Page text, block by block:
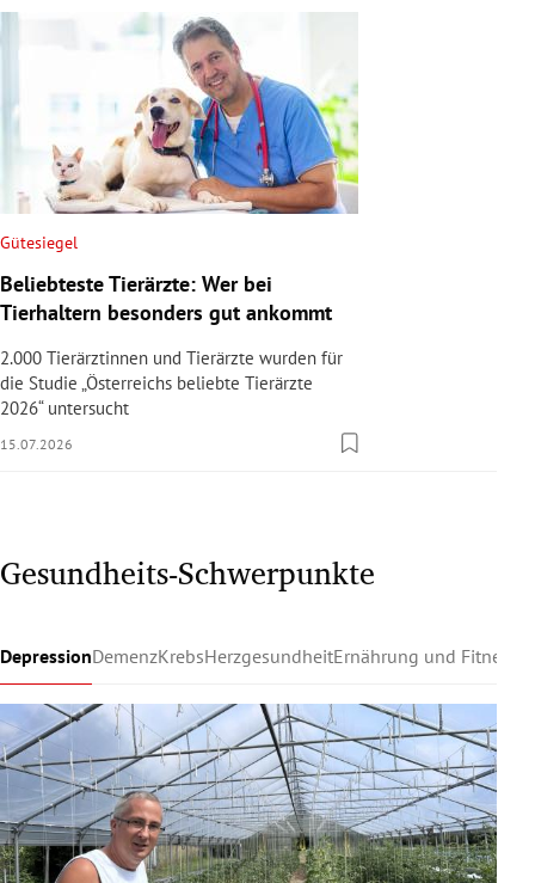
Gütesiegel
Beliebteste Tierärzte: Wer bei
Tierhaltern besonders gut ankommt
2.000 Tierärztinnen und Tierärzte wurden für
die Studie „Österreichs beliebte Tierärzte
2026“ untersucht
15.07.2026
Gesundheits-Schwerpunkte
DepressionDemenzKrebsHerzgesundheitErnährung und Fitness